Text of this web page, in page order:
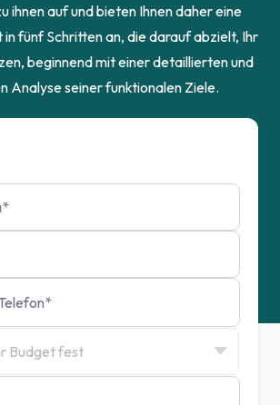
ihnen auf und bieten Ihnen daher eine
fünf Schritten an, die darauf abzielt, Ihr
beginnend mit einer detaillierten und
Analyse seiner funktionalen Ziele.
Budget fest